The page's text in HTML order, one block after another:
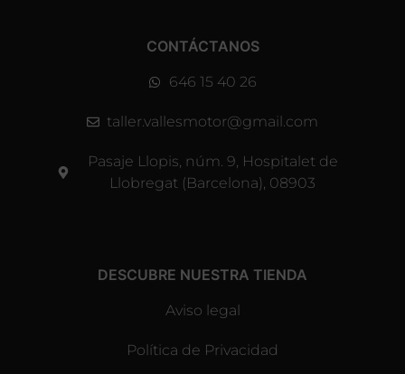
CONTÁCTANOS
646 15 40 26
taller.vallesmotor@gmail.com
Pasaje Llopis, núm. 9, Hospitalet de
Llobregat (Barcelona), 08903
DESCUBRE NUESTRA TIENDA
Aviso legal
Política de Privacidad